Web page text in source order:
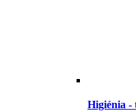
Higiénia -